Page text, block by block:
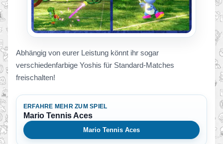
Abhängig von eurer Leistung könnt ihr sogar
verschiedenfarbige Yoshis für Standard-Matches
freischalten!
ERFAHRE MEHR ZUM SPIEL
Mario Tennis Aces
Mario Tennis Aces